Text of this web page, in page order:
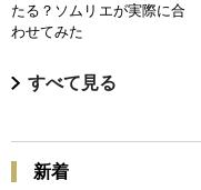
たる？ソムリエが実際に合
わせてみた
すべて見る
新着